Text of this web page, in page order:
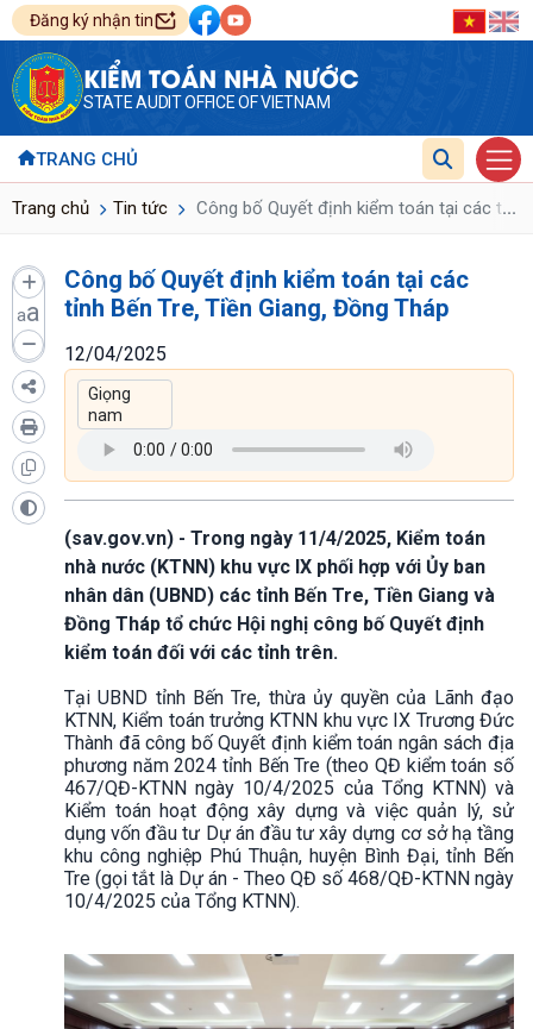
Đăng ký nhận tin
KIỂM TOÁN NHÀ NƯỚC
STATE AUDIT OFFICE OF VIETNAM
TRANG CHỦ
Trang chủ Tin tức Công bố Quyết định kiểm toán tại các tỉnh
...
aa
Công bố Quyết định kiểm toán tại các
tỉnh Bến Tre, Tiền Giang, Đồng Tháp
12/04/2025
(sav.gov.vn) - Trong ngày 11/4/2025, Kiểm toán
nhà nước (KTNN) khu vực IX phối hợp với Ủy ban
nhân dân (UBND) các tỉnh Bến Tre, Tiền Giang và
Đồng Tháp tổ chức Hội nghị công bố Quyết định
kiểm toán đối với các tỉnh trên.
Tại UBND tỉnh Bến Tre, thừa ủy quyền của Lãnh đạo
KTNN, Kiểm toán trưởng KTNN khu vực IX Trương Đức
Thành đã công bố Quyết định kiểm toán ngân sách địa
phương năm 2024 tỉnh Bến Tre (theo QĐ kiểm toán số
467/QĐ-KTNN ngày 10/4/2025 của Tổng KTNN) và
Kiểm toán hoạt động xây dựng và việc quản lý, sử
dụng vốn đầu tư Dự án đầu tư xây dựng cơ sở hạ tầng
khu công nghiệp Phú Thuận, huyện Bình Đại, tỉnh Bến
Tre (gọi tắt là Dự án - Theo QĐ số 468/QĐ-KTNN ngày
10/4/2025 của Tổng KTNN).